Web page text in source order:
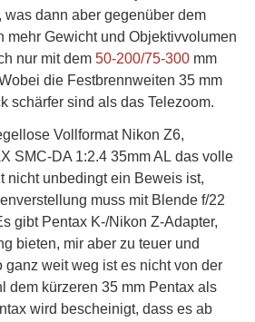
was dann aber gegenüber dem
mehr Gewicht und Objektivvolumen
nur mit dem 50-200/75-300 mm
die Festbrennweiten 35 mm
schärfer sind als das Telezoom.
Vollformat Nikon Z6,
SMC-DA 1:2.4 35mm AL das volle
nicht unbedingt ein Beweis ist,
muss mit Blende f/22
gibt Pentax K-/Nikon Z-Adapter,
bieten, mir aber zu teuer und
ganz weit weg ist es nicht von der
dem kürzeren 35 mm Pentax als
wird bescheinigt, dass es ab